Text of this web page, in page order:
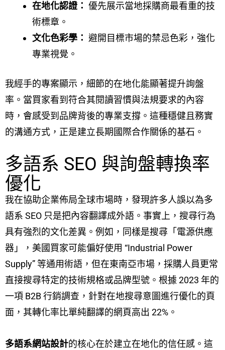
在地化認證： 優先展示當地採購商最看重的技
術標章。
文化色彩學： 避開目標市場的禁忌色彩，強化
專業視覺。
我經手的專案顯示，細節的在地化能顯著提升詢盤
率。當買家看到符合其閱讀習慣與法規要求的內容
時，會感受到品牌背後的專業支撐。這種穩健且務實
的溝通方式，正是建立長期國際合作關係的基石。
多語系 SEO 與詢盤轉換率
優化
我在協助企業佈局全球市場時，發現許多人誤以為多
語系 SEO 只是把內容翻譯成外語。事實上，搜尋行為
具有強烈的文化差異。例如，同樣是搜尋「電源供應
器」，美國買家可能偏好使用 “Industrial Power
Supply” 等通用術語，但在東南亞市場，採購人員更常
直接搜尋特定的技術規格或品牌型號。根據 2023 年的
一項 B2B 行銷調查，針對在地搜尋意圖進行優化的頁
面，其轉化率比單純翻譯的網頁高出 22%。
多語系網站設計的核心在於建立在地化的信任感。這